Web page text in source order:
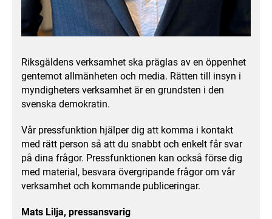
Riksgäldens verksamhet ska präglas av en öppenhet
gentemot allmänheten och media. Rätten till insyn i
myndigheters verksamhet är en grundsten i den
svenska demokratin.
Vår pressfunktion hjälper dig att komma i kontakt
med rätt person så att du snabbt och enkelt får svar
på dina frågor. Pressfunktionen kan också förse dig
med material, besvara övergripande frågor om vår
verksamhet och kommande publiceringar.
Mats Lilja, pressansvarig